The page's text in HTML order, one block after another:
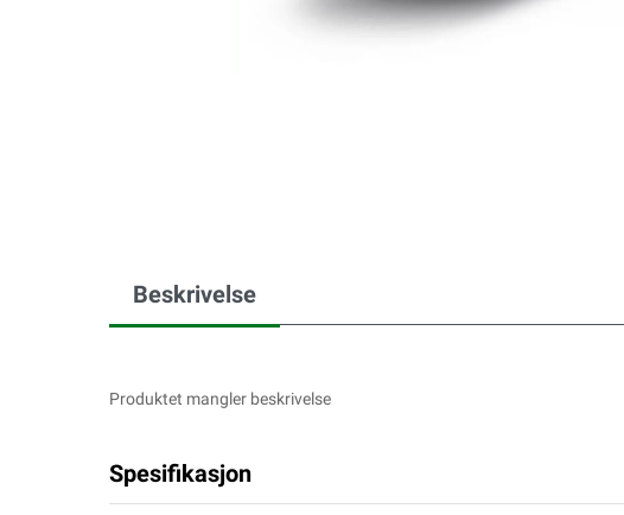
Beskrivelse
Produktet mangler beskrivelse
Spesifikasjon